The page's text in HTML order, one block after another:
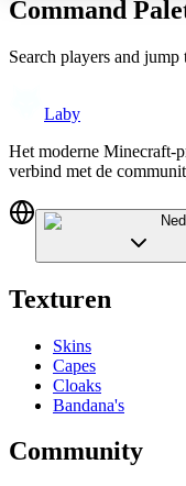
Command
Search players and jump
Laby
Het moderne Minecraft-
verbind met de
Texturen
Skins
Capes
Cloaks
Bandana's
Community